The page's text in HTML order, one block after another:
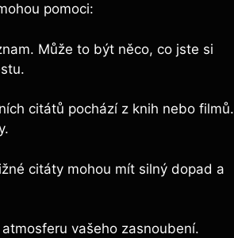
pomoci:
Může to být něco, co jste si
citátů pochází z knih nebo filmů.
citáty mohou mít silný dopad a
vašeho zasnoubení.